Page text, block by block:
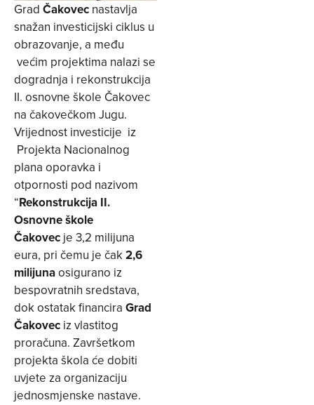
Grad Čakovec nastavlja
snažan investicijski ciklus u
obrazovanje, a među
većim projektima nalazi se
dogradnja i rekonstrukcija
II. osnovne škole Čakovec
na čakovečkom Jugu.
Vrijednost investicije iz
Projekta Nacionalnog
plana oporavka i
otpornosti pod nazivom
“Rekonstrukcija II.
Osnovne škole
Čakovec je 3,2 milijuna
eura, pri čemu je čak2,6
milijunaosigurano iz
bespovratnih sredstava,
dok ostatak financira Grad
Čakovec iz vlastitog
proračuna. Završetkom
projekta škola će dobiti
uvjete za organizaciju
jednosmjenske nastave.